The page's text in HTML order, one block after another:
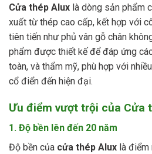
Cửa thép Alux là dòng sản phẩm
xuất từ thép cao cấp, kết hợp với
tiên tiến như phủ vân gỗ chân
phẩm được thiết kế để đáp ứng
toàn, và thẩm mỹ, phù hợp với
cổ điển đến hiện đại.
Ưu điểm vượt trội của Cửa
1. Độ bền lên đến 20 năm
Độ bền của cửa thép Alux là